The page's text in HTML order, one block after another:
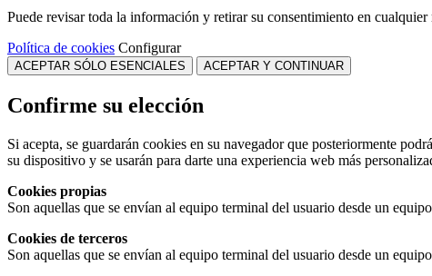
Puede revisar toda la información y retirar su consentimiento en cualquier
Política de cookies Configurar
ACEPTAR SÓLO ESENCIALES ACEPTAR Y CONTINUAR
Confirme su elección
Si acepta, se guardarán cookies en su navegador que posteriormente
su dispositivo y se usarán para darte una experiencia web más
Cookies propias
Son aquellas que se envían al equipo terminal del usuario desde un
Cookies de terceros
Son aquellas que se envían al equipo terminal del usuario desde un